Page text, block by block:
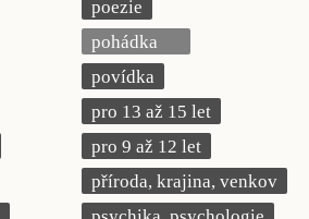
poezie
pohádka
povídka
pro 13 až 15 let
pro 9 až 12 let
příroda, krajina, venkov